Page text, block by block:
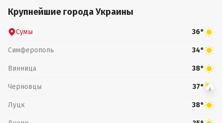
Крупнейшие города Украины
Сумы 36°
Симферополь 34°
Винница 38°
Черновцы 37°
Луцк 38°